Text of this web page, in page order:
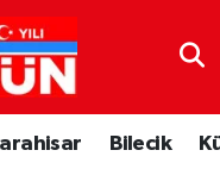
Bilecik